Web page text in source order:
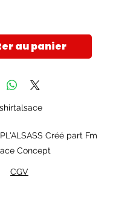
au panier
Créé part Fm
Concept
CGV